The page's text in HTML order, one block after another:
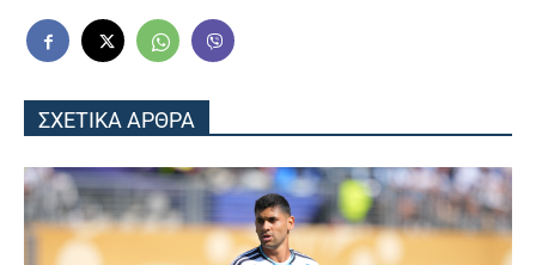
ΣΧΕΤΙΚΑ ΑΡΘΡΑ